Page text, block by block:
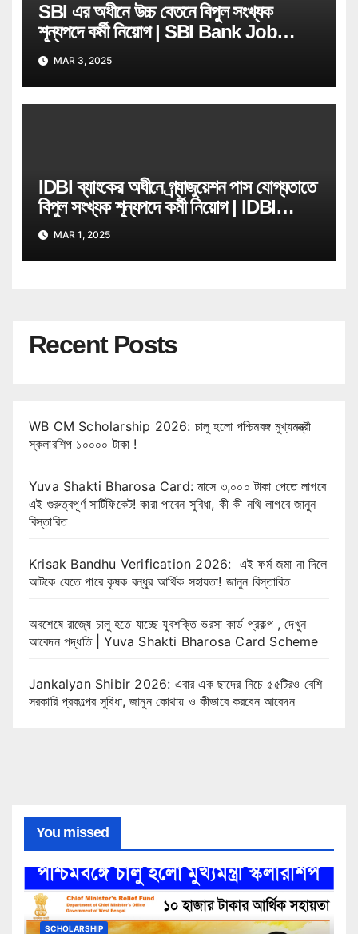
SBI এর অধীনে উচ্চ বেতনে বিপুল সংখ্যক
শূন্যপদে কর্মী নিয়োগ | SBI Bank Job
Recruitment
MAR 3, 2025
IDBI ব্যাংকের অধীনে গ্ৰ্যাজুয়েশন পাস যোগ্যতাতে
বিপুল সংখ্যক শূন্যপদে কর্মী নিয়োগ | IDBI
Bank Job Recruitment
MAR 1, 2025
Recent Posts
WB CM Scholarship 2026: চালু হলো পশ্চিমবঙ্গ মুখ্যমন্ত্রী
স্কলারশিপ ১০০০০ টাকা !
Yuva Shakti Bharosa Card: মাসে ৩,০০০ টাকা পেতে লাগবে
এই গুরুত্বপূর্ণ সার্টিফিকেট! কারা পাবেন সুবিধা, কী কী নথি লাগবে জানুন
বিস্তারিত
Krisak Bandhu Verification 2026: এই ফর্ম জমা না দিলে
আটকে যেতে পারে কৃষক বন্ধুর আর্থিক সহায়তা! জানুন বিস্তারিত
অবশেষে রাজ্যে চালু হতে যাচ্ছে যুবশক্তি ভরসা কার্ড প্রকল্প , দেখুন
আবেদন পদ্ধতি | Yuva Shakti Bharosa Card Scheme
Jankalyan Shibir 2026: এবার এক ছাদের নিচে ৫৫টিরও বেশি
সরকারি প্রকল্পের সুবিধা, জানুন কোথায় ও কীভাবে করবেন আবেদন
You missed
SCHOLARSHIP